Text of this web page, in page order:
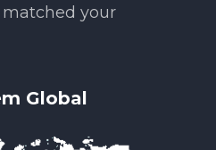
matched your
Global